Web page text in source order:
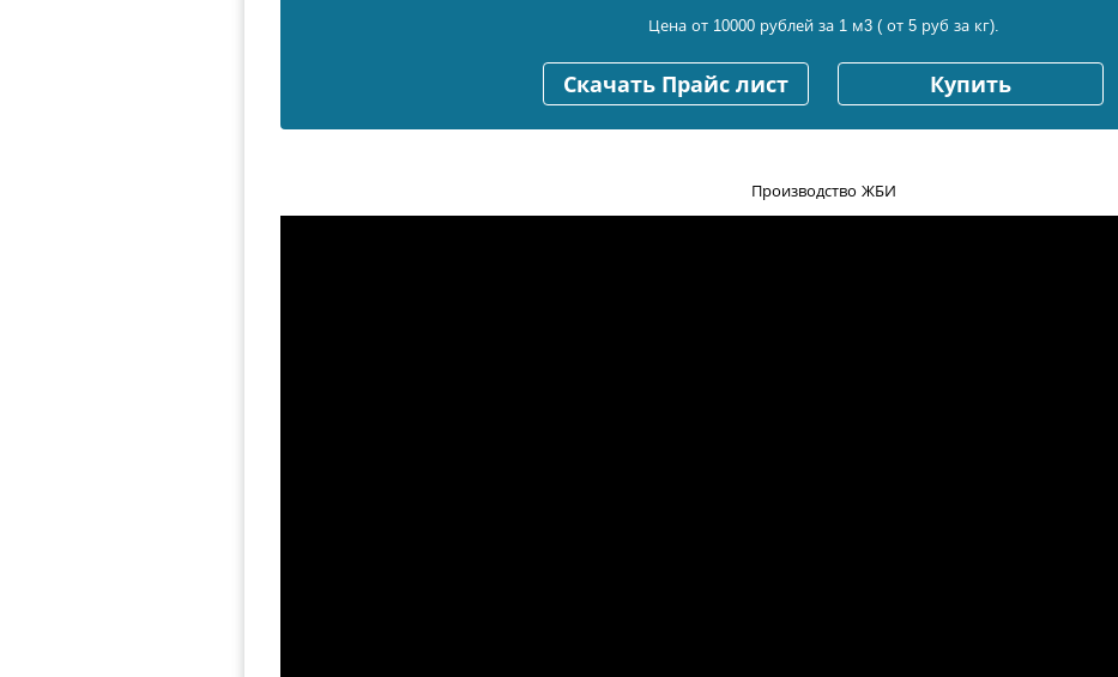
Цена от 10000 рублей за 1 м3 ( от 5 руб за кг).
Скачать Прайс лист Купить
Производство ЖБИ